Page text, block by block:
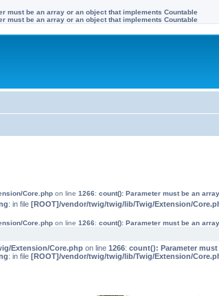
must be an array or an object that implements Countable
must be an array or an object that implements Countable
Core.php on line 1266: count(): Parameter must be an
: in file [ROOT]/vendor/twig/twig/lib/Twig/Extension/
Core.php on line 1266: count(): Parameter must be an
Extension/Core.php on line 1266: count(): Parameter
: in file [ROOT]/vendor/twig/twig/lib/Twig/Extension/